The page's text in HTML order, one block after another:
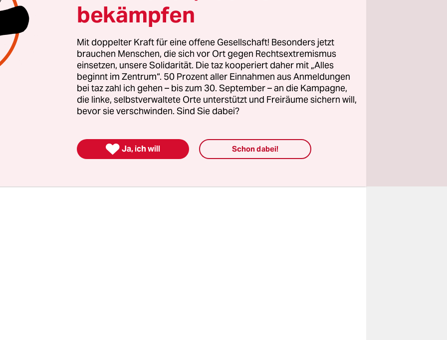
und Marketingspezialisten allesamt zu den Mitarbeitern
zusammen mit Ver.di eine Betriebsratswahl in dem
vorbereiteten. „Das spricht eine deutliche Sprache“, sagt
Gabriele Weinrich-Borg. „.Es drängt sich
auf, dass der Branchenriese die betriebliche
attackieren will.“
vermittelt das Unternehmen gerne das Image einer
werde – und in der man sich wohl fühlt: eigener
Freibier am Abend, Öko-Frühstück in der Cafeteria,
bekämpfen
Mit doppelter Kraft für eine offene Gesellschaft! Besonders jetzt
brauchen Menschen, die sich vor Ort gegen Rechtsextremismus
einsetzen, unsere Solidarität. Die taz kooperiert daher mit „Alles
beginnt im Zentrum“. 50 Prozent aller Einnahmen aus Anmeldungen
bei taz zahl ich gehen – bis zum 30. September – an die Kampagne,
die linke, selbstverwaltete Orte unterstützt und Freiräume sichern will,
bevor sie verschwinden. Sind Sie dabei?
 Ja, ich will Schon dabei!